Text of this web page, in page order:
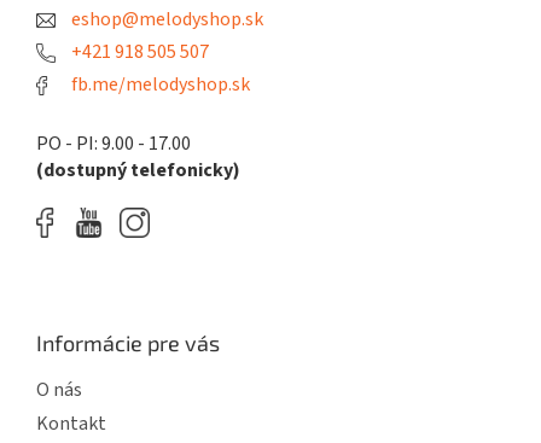
eshop@melodyshop.sk
+421 918 505 507
fb.me/melodyshop.sk
PO - PI: 9.00 - 17.00
(dostupný telefonicky)
Informácie pre vás
O nás
Kontakt